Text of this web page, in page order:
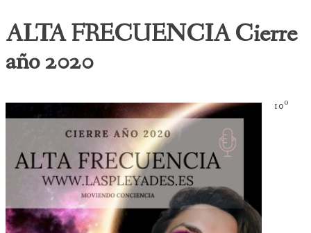
ALTA FRECUENCIA Cierre
año 2020
10º